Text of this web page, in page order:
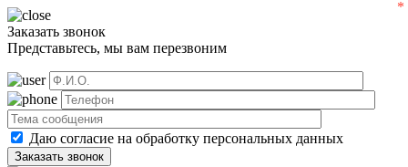
Заказать звонок
Представьтесь, мы вам перезвоним
Даю согласие на обработку персональных данных